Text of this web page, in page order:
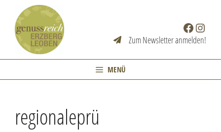
springen
Facebook
Zum Newsletter anmelden!
MENÜ
regionaleprü